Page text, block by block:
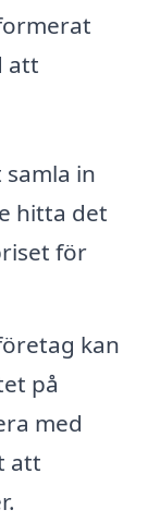
att
in
hitta det
för
kan
på
med
att